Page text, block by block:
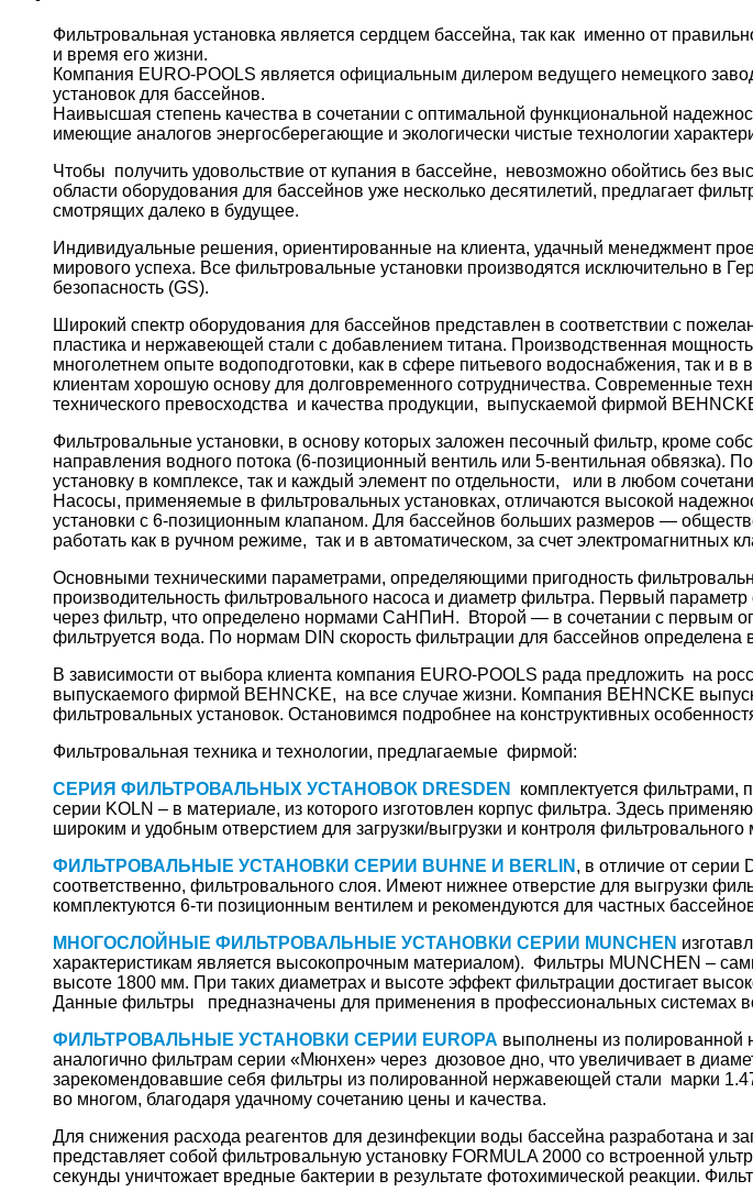
Фильтровальная установка является сердцем бассейна, так как именно от
и время его жизни.
Компания EURO-POOLS является официальным дилером ведущего немецкого
установок для бассейнов.
Наивысшая степень качества в сочетании с оптимальной функциональной
имеющие аналогов энергосберегающие и экологически чистые технологии
Чтобы получить удовольствие от купания в бассейне, невозможно обойтись без
области оборудования для бассейнов уже несколько десятилетий, предлагает
смотрящих далеко в будущее.
Индивидуальные решения, ориентированные на клиента, удачный менеджмент
мирового успеха. Все фильтровальные установки производятся исключительно
безопасность (GS).
Широкий спектр оборудования для бассейнов представлен в соответствии с
пластика и нержавеющей стали с добавлением титана. Производственная
многолетнем опыте водоподготовки, как в сфере питьевого водоснабжения, так и
клиентам хорошую основу для долговременного сотрудничества. Современные
технического превосходства и качества продукции, выпускаемой фирмой
Фильтровальные установки, в основу которых заложен песочный фильтр, кроме
направления водного потока (6-позиционный вентиль или 5-вентильная
установку в комплексе, так и каждый элемент по отдельности, или в любом
Насосы, применяемые в фильтровальных установках, отличаются высокой
установки с 6-позиционным клапаном. Для бассейнов больших размеров —
работать как в ручном режиме, так и в автоматическом, за счет электромагнитных
Основными техническими параметрами, определяющими пригодность
производительность фильтровального насоса и диаметр фильтра. Первый
через фильтр, что определено нормами СаНПиН. Второй — в сочетании с первым
фильтруется вода. По нормам DIN скорость фильтрации для бассейнов определена
В зависимости от выбора клиента компания EURO-POOLS рада предложить на
выпускаемого фирмой BEHNCKE, на все случае жизни. Компания BEHNCKE
фильтровальных установок. Остановимся подробнее на конструктивных
Фильтровальная техника и технологии, предлагаемые фирмой:
СЕРИЯ ФИЛЬТРОВАЛЬНЫХ УСТАНОВОК DRESDEN
комплектуется фильтрами,
серии KOLN – в материале, из которого изготовлен корпус фильтра. Здесь
широким и удобным отверстием для загрузки/выгрузки и контроля
ФИЛЬТРОВАЛЬНЫЕ УСТАНОВКИ СЕРИИ BUHNE И BERLIN , в отличие от серии
соответственно, фильтровального слоя. Имеют нижнее отверстие для выгрузки
комплектуются 6-ти позиционным вентилем и рекомендуются для частных
МНОГОСЛОЙНЫЕ ФИЛЬТРОВАЛЬНЫЕ УСТАНОВКИ СЕРИИ MUNCHEN
характеристикам является высокопрочным материалом). Фильтры MUNCHEN –
высоте 1800 мм. При таких диаметрах и высоте эффект фильтрации достигает
Данные фильтры предназначены для применения в профессиональных системах
ФИЛЬТРОВАЛЬНЫЕ УСТАНОВКИ СЕРИИ EUROPA выполнены из полированной
аналогично фильтрам серии «Мюнхен» через дюзовое дно, что увеличивает в
зарекомендовавшие себя фильтры из полированной нержавеющей стали марки
во многом, благодаря удачному сочетанию цены и качества.
Для снижения расхода реагентов для дезинфекции воды бассейна разработана и
представляет собой фильтровальную установку FORMULA 2000 со встроенной
секунды уничтожает вредные бактерии в результате фотохимической реакции.